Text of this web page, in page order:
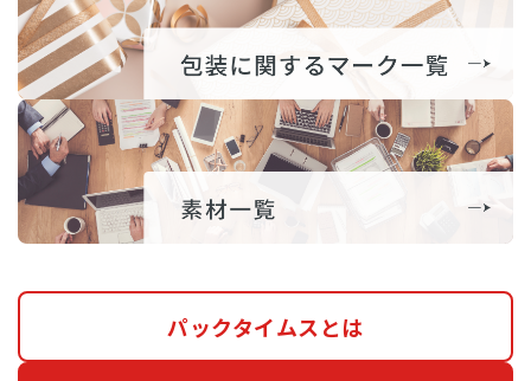
パックタイムスとは